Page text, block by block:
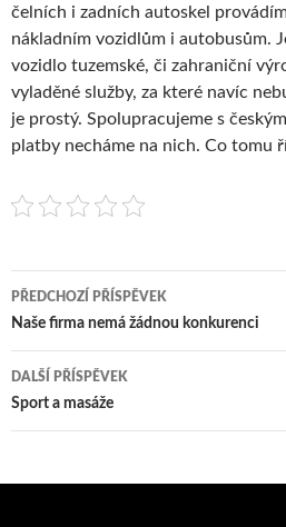
čelních i zadních autoskel
nákladním vozidlům i autobusům.
vozidlo tuzemské, či zahraniční
vyladěné služby, za které navíc
je prostý. Spolupracujeme s
platby necháme na nich. Co tomu
Navigace
pro
příspěvky
PŘEDCHOZÍ PŘÍSPĚVEK
Naše firma nemá žádnou konkurenci
DALŠÍ PŘÍSPĚVEK
Sport a masáže